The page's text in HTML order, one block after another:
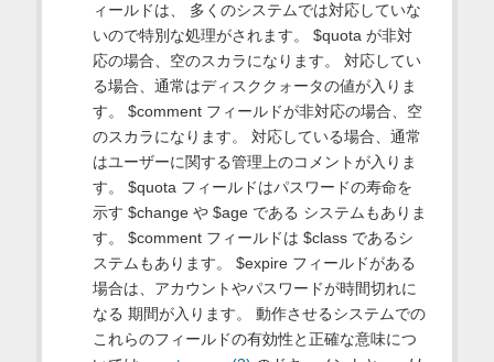
ィールドは、 多くのシステムでは対応していな
いので特別な処理がされます。 $quota が非対
応の場合、空のスカラになります。 対応してい
る場合、通常はディスククォータの値が入りま
す。 $comment フィールドが非対応の場合、空
のスカラになります。 対応している場合、通常
はユーザーに関する管理上のコメントが入りま
す。 $quota フィールドはパスワードの寿命を
示す $change や $age である システムもありま
す。 $comment フィールドは $class であるシ
ステムもあります。 $expire フィールドがある
場合は、アカウントやパスワードが時間切れに
なる 期間が入ります。 動作させるシステムでの
これらのフィールドの有効性と正確な意味につ